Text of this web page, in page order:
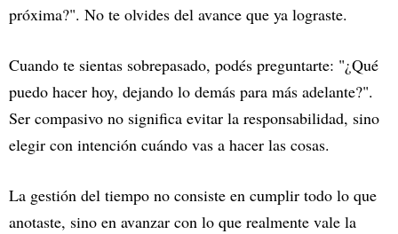
próxima?". No te olvides del avance que ya lograste.
Cuando te sientas sobrepasado, podés preguntarte: "¿Qué
puedo hacer hoy, dejando lo demás para más adelante?".
Ser compasivo no significa evitar la responsabilidad, sino
elegir con intención cuándo vas a hacer las cosas.
La gestión del tiempo no consiste en cumplir todo lo que
anotaste, sino en avanzar con lo que realmente vale la